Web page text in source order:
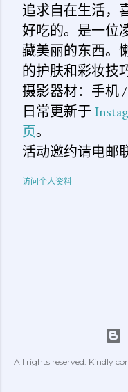
追求自在生活，
好吃的。是一位
藏美丽的东西。
的护肤和彩妆技
摄影器材：手机 /
日常更新于
页。
活动邀约请电邮
访问个人资料
All rights reserved. Kindly